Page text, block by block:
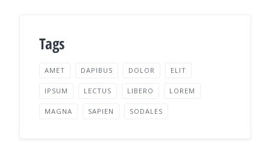
Tags
AMET DAPIBUS DOLOR ELIT
IPSUM LECTUS LIBERO LOREM
MAGNA SAPIEN SODALES